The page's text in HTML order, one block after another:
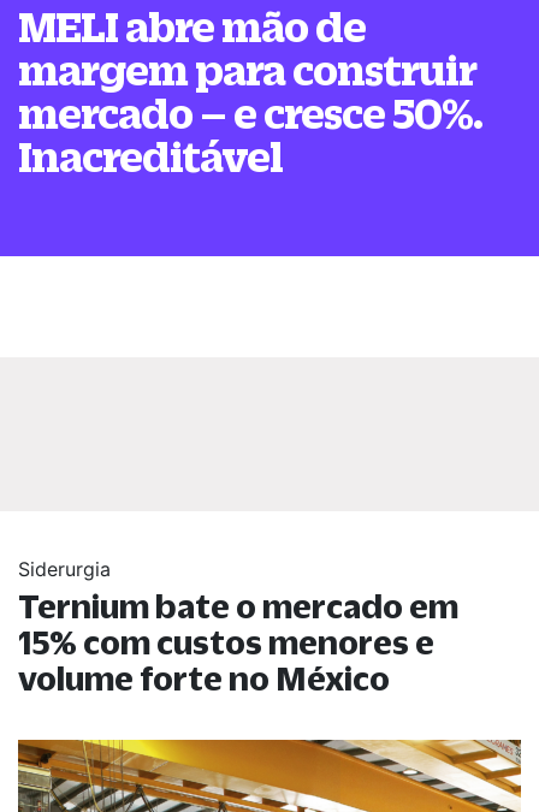
MELI abre mão de
margem para construir
mercado – e cresce 50%.
Inacreditável
Siderurgia
Ternium bate o mercado em
15% com custos menores e
volume forte no México